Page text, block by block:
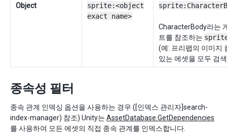
Object
sprite:<object
exact name>
CharacterBody라는
트를 참조하는
(예: 프리팹의 이미지
있는 에셋을 모두 검
종속성 필터
종속 관계 인덱싱 옵션을 사용하는 경우 ([인덱스 관리자]search-
index-manager) 참조) Unity는 AssetDatabase.GetDependencies
를 사용하여 모든 에셋의 직접 종속 관계를 인덱스합니다.